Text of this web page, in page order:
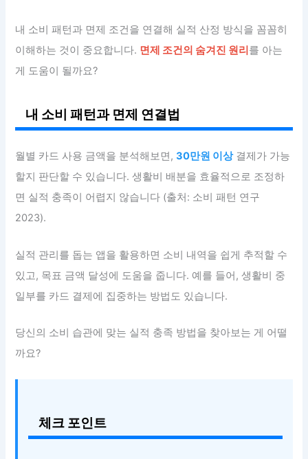
내 소비 패턴과 면제 조건을 연결해 실적 산정 방식을 꼼꼼히
이해하는 것이 중요합니다. 면제 조건의 숨겨진 원리를 아는
게 도움이 될까요?
내 소비 패턴과 면제 연결법
월별 카드 사용 금액을 분석해보면,30만원 이상결제가 가능
할지 판단할 수 있습니다. 생활비 배분을 효율적으로 조정하
면 실적 충족이 어렵지 않습니다 (출처: 소비 패턴 연구
2023).
실적 관리를 돕는 앱을 활용하면 소비 내역을 쉽게 추적할 수
있고, 목표 금액 달성에 도움을 줍니다. 예를 들어, 생활비 중
일부를 카드 결제에 집중하는 방법도 있습니다.
당신의 소비 습관에 맞는 실적 충족 방법을 찾아보는 게 어떨
까요?
체크 포인트